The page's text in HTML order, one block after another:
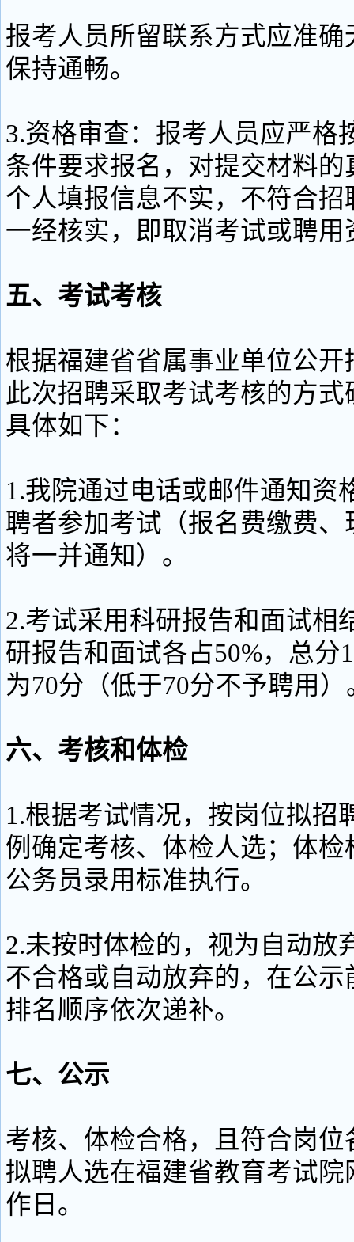
报考人员所留联系方式应准
保持通畅。
3.资格审查：报考人员应严格
条件要求报名，对提交材料
个人填报信息不实，不符合
一经核实，即取消考试或聘
五、考试考核
根据福建省省属事业单位公开
此次招聘采取考试考核的方
具体如下：
1.我院通过电话或邮件通知资
聘者参加考试（报名费缴费
将一并通知）。
2.考试采用科研报告和面试相
研报告和面试各占50%，总分
为70分（低于70分不予聘用
六、考核和体检
1.根据考试情况，按岗位拟招
例确定考核、体检人选；体
公务员录用标准执行。
2.未按时体检的，视为自动放
不合格或自动放弃的，在公
排名顺序依次递补。
七、公示
考核、体检合格，且符合岗
拟聘人选在福建省教育考试院
作日。